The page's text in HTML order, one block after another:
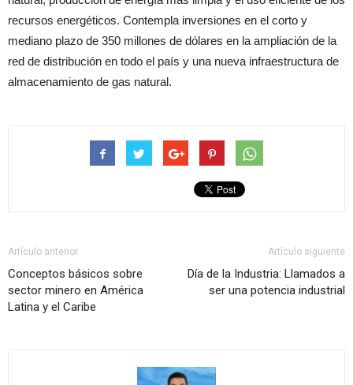
recursos energéticos. Contempla inversiones en el corto y
mediano plazo de 350 millones de dólares en la ampliación de la
red de distribución en todo el país y una nueva infraestructura de
almacenamiento de gas natural.
Artículo anterior
Conceptos básicos sobre
sector minero en América
Latina y el Caribe
Artículo siguiente
Día de la Industria: Llamados a
ser una potencia industrial